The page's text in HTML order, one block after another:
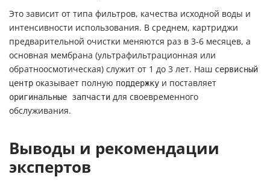
Это зависит от типа фильтров, качества исходной воды и
интенсивности использования. В среднем, картриджи
предварительной очистки меняются раз в 3-6 месяцев, а
основная мембрана (ультрафильтрационная или
обратноосмотическая) служит от 1 до 3 лет. Наш сервисный
центр оказывает полную поддержку и поставляет
оригинальные запчасти для своевременного
обслуживания.
Выводы и рекомендации
экспертов